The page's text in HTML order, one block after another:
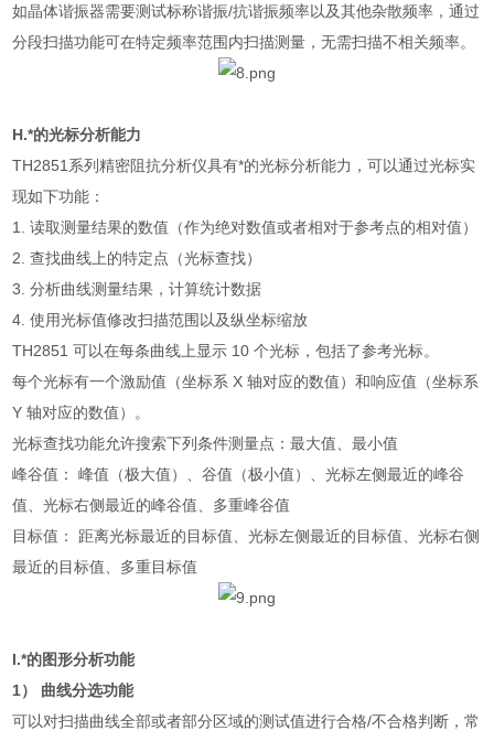
如晶体谐振器需要测试标称谐振/抗谐振频率以及其他杂散频率，通过
分段扫描功能可在特定频率范围内扫描测量，无需扫描不相关频率。
H.*的光标分析能力
TH2851 系列精密阻抗分析仪具有*的光标分析能力，可以通过光标实
现如下功能：
1.读取测量结果的数值（作为绝对数值或者相对于参考点的相对值）
2.查找曲线上的特定点（光标查找）
3.分析曲线测量结果，计算统计数据
4.使用光标值修改扫描范围以及纵坐标缩放
TH2851可以在每条曲线上显示 10个光标，包括了参考光标。
每个光标有一个激励值（坐标系 X轴对应的数值）和响应值（坐标系
Y轴对应的数值）。
光标查找功能允许搜索下列条件测量点：最大值、最小值
峰谷值： 峰值（极大值）、谷值（极小值）、光标左侧最近的峰谷
值、光标右侧最近的峰谷值、多重峰谷值
目标值： 距离光标最近的目标值、光标左侧最近的目标值、光标右侧
最近的目标值、多重目标值
I.*的图形分析功能
1） 曲线分选功能
可以对扫描曲线全部或者部分区域的测试值进行合格/不合格判断，常